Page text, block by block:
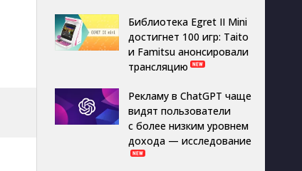
Библиотека Egret II Mini
достигнет 100 игр: Taito
и Famitsu анонсировали
трансляцию
Рекламу в ChatGPT чаще
видят пользователи
с более низким уровнем
дохода — исследование